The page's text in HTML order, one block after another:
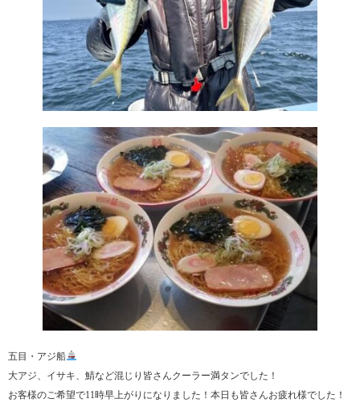
五目・アジ船
大アジ、イサキ、鯖など混じり皆さんクーラー満タンでした！
お客様のご希望で11時早上がりになりました！本日も皆さんお疲れ様でした！